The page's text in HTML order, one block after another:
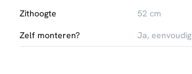
Zithoogte
52 cm
Zelf monteren?
Ja, eenvoudig